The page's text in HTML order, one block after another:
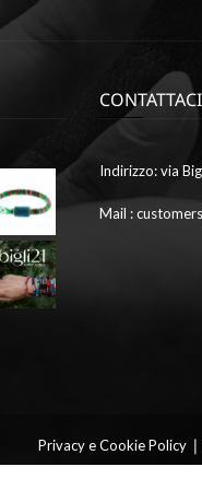
9,
2023
galleria1
9,
2023
galleria7
CONTATTACI
Indirizzo: via
Mail :
Privacy e Cookie Policy |